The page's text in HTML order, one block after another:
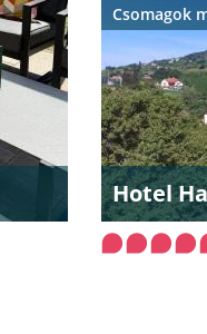
Hotel
Csomagok